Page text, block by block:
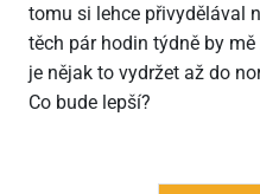
tomu si lehce přivydělával
těch pár hodin týdně by
je nějak to vydržet až do
Co bude lepší?